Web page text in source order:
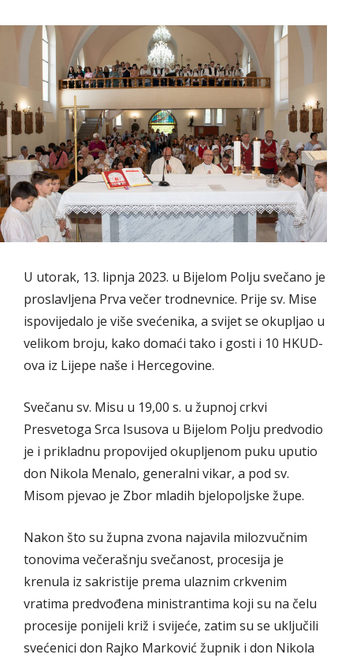
U utorak, 13. lipnja 2023. u Bijelom Polju svečano je
proslavljena Prva večer trodnevnice. Prije sv. Mise
ispovijedalo je više svećenika, a svijet se okupljao u
velikom broju, kako domaći tako i gosti i 10 HKUD-
ova iz Lijepe naše i Hercegovine.
Svečanu sv. Misu u 19,00 s. u župnoj crkvi
Presvetoga Srca Isusova u Bijelom Polju predvodio
je i prikladnu propovijed okupljenom puku uputio
don Nikola Menalo, generalni vikar, a pod sv.
Misom pjevao je Zbor mladih bjelopoljske župe.
Nakon što su župna zvona najavila milozvučnim
tonovima večerašnju svečanost, procesija je
krenula iz sakristije prema ulaznim crkvenim
vratima predvođena ministrantima koji su na čelu
procesije ponijeli križ i svijeće, zatim su se uključili
svećenici don Rajko Marković župnik i don Nikola